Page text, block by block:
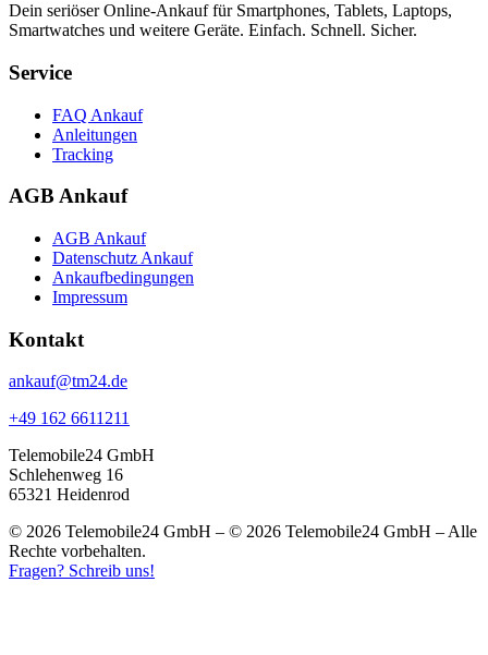
Dein seriöser Online-Ankauf für Smartphones, Tablets, Laptops,
Smartwatches und weitere Geräte. Einfach. Schnell. Sicher.
Service
FAQ Ankauf
Anleitungen
Tracking
AGB Ankauf
AGB Ankauf
Datenschutz Ankauf
Ankaufbedingungen
Impressum
Kontakt
ankauf@tm24.de
+49 162 6611211
Telemobile24 GmbH
Schlehenweg 16
65321 Heidenrod
© 2026 Telemobile24 GmbH – © 2026 Telemobile24 GmbH – Alle
Rechte vorbehalten.
Fragen? Schreib uns!